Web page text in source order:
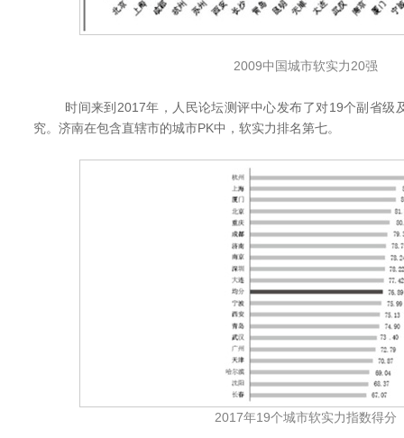
2009中国城市软实力20强
时间来到2017年，人民论坛测评中心发布了对19个副省级
究。济南在包含直辖市的城市PK中，软实力排名第七。
2017年19个城市软实力指数得分